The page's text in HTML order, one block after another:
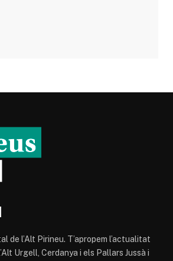
de l’Alt Pirineu. T’apropem l’actualitat
Urgell, Cerdanya i els Pallars Jussà i